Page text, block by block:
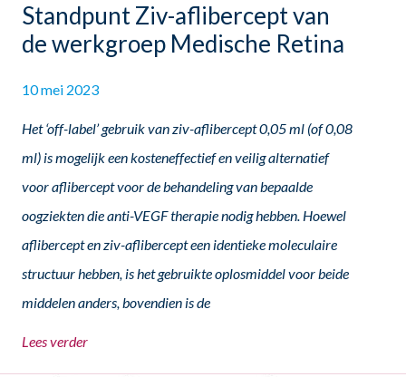
Standpunt Ziv-aflibercept van
de werkgroep Medische Retina
10 mei 2023
Het ‘off-label’ gebruik van ziv-aflibercept 0,05 ml (of 0,08
ml) is mogelijk een kosteneffectief en veilig alternatief
voor aflibercept voor de behandeling van bepaalde
oogziekten die anti-VEGF therapie nodig hebben. Hoewel
aflibercept en ziv-aflibercept een identieke moleculaire
structuur hebben, is het gebruikte oplosmiddel voor beide
middelen anders, bovendien is de
Lees verder